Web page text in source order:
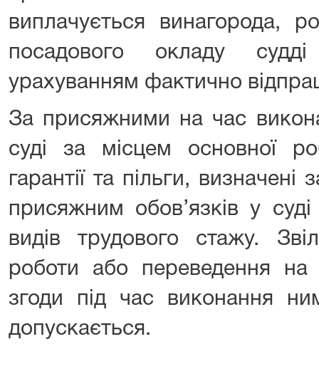
виплачується винагорода,
посадового окладу
урахуванням фактично
За присяжними на час
суді за місцем основної
гарантії та пільги,
присяжним обов’язків у
видів трудового стажу.
роботи або переведення
згоди під час виконання
допускається.